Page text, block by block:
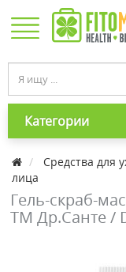
Категории
Средства для
лица
Гель-скраб-
ТМ Др.Санте /